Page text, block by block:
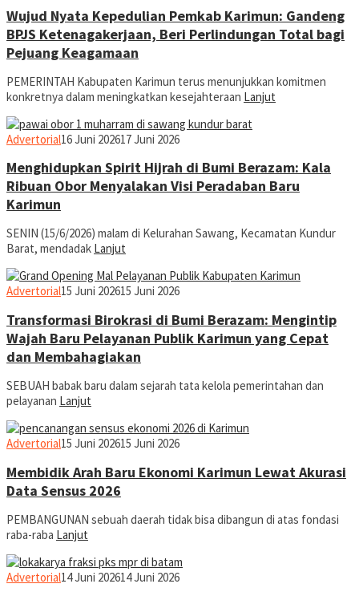
Wujud Nyata Kepedulian Pemkab Karimun: Gandeng
BPJS Ketenagakerjaan, Beri Perlindungan Total bagi
Pejuang Keagamaan
PEMERINTAH Kabupaten Karimun terus menunjukkan komitmen
konkretnya dalam meningkatkan kesejahteraan Lanjut
Advertorialjurnal
16 Juni 202617 Juni 2026
Menghidupkan Spirit Hijrah di Bumi Berazam: Kala
Ribuan Obor Menyalakan Visi Peradaban Baru
Karimun
SENIN (15/6/2026) malam di Kelurahan Sawang, Kecamatan Kundur
Barat, mendadak Lanjut
Advertorialjurnal
15 Juni 202615 Juni 2026
Transformasi Birokrasi di Bumi Berazam: Mengintip
Wajah Baru Pelayanan Publik Karimun yang Cepat
dan Membahagiakan
SEBUAH babak baru dalam sejarah tata kelola pemerintahan dan
pelayanan Lanjut
Advertorialjurnal
15 Juni 202615 Juni 2026
Membidik Arah Baru Ekonomi Karimun Lewat Akurasi
Data Sensus 2026
PEMBANGUNAN sebuah daerah tidak bisa dibangun di atas fondasi
raba-raba Lanjut
Advertorialjurnal
14 Juni 202614 Juni 2026